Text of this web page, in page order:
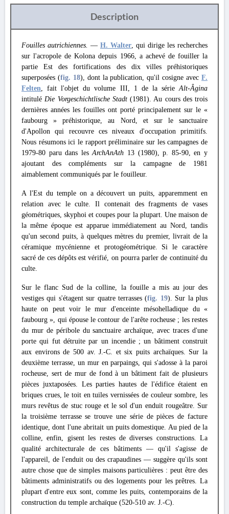
Description
Fouilles autrichiennes. — H. Walter, qui dirige les recherches
sur l'acropole de Kolona depuis 1966, a achevé de fouiller la
partie Est des fortifications des dix villes préhistoriques
superposées (fig. 18), dont la publication, qu'il cosigne avecF.
Felten, fait l'objet du volume III, 1 de la sérieAlt-Âgina
intituléDie Vorgeschichtlische Stadt (1981). Au cours des trois
dernières années les fouilles ont porté principalement sur le «
faubourg » préhistorique, au Nord, et sur le sanctuaire
d'Apollon qui recouvre ces niveaux d'occupation primitifs.
Nous résumons ici le rapport préliminaire sur les campagnes de
1979-80 paru dans lesArchAnAth 13 (1980), p. 85-90, en y
ajoutant des compléments sur la campagne de 1981
aimablement communiqués par le fouilleur.
A l'Est du temple on a découvert un puits, apparemment en
relation avec le culte. Il contenait des fragments de vases
géométriques, skyphoi et coupes pour la plupart. Une maison de
la même époque est apparue immédiatement au Nord, tandis
qu'un second puits, à quelques mètres du premier, livrait de la
céramique mycénienne et protogéométrique. Si le caractère
sacré de ces dépôts est vérifié, on pourra parler de continuité du
culte.
Sur le flanc Sud de la colline, la fouille a mis au jour des
vestiges qui s'étagent sur quatre terrasses (fig. 19). Sur la plus
haute on peut voir le mur d'enceinte mésohelladique du «
faubourg », qui épouse le contour de l'arête rocheuse ; les restes
du mur de péribole du sanctuaire archaïque, avec traces d'une
porte qui fut détruite par un incendie ; un bâtiment construit
aux environs de 500 av. J.-C. et six puits archaïques. Sur la
deuxième terrasse, un mur en parpaings, qui s'adosse à la paroi
rocheuse, sert de mur de fond à un bâtiment fait de plusieurs
pièces juxtaposées. Les parties hautes de l'édifice étaient en
briques crues, le toit en tuiles vernissées de couleur sombre, les
murs revêtus de stuc rouge et le sol d'un enduit rougeâtre. Sur
la troisième terrasse se trouve une série de pièces de facture
identique, dont l'une abritait un puits domestique. Au pied de la
colline, enfin, gisent les restes de diverses constructions. La
qualité architecturale de ces bâtiments — qu'il s'agisse de
l'appareil, de l'enduit ou des crapaudines — suggère qu'ils sont
autre chose que de simples maisons particulières : peut être des
bâtiments administratifs ou des logements pour les prêtres. La
plupart d'entre eux sont, comme les puits, contemporains de la
construction du temple archaïque (520-510 av. J.-C).